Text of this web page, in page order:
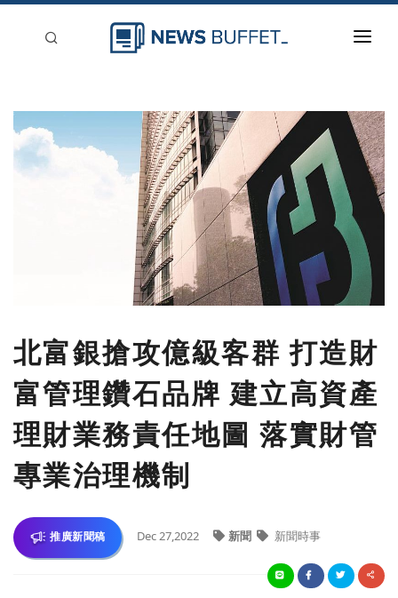
北富銀搶攻億級客群 打造財
富管理鑽石品牌 建立高資產
理財業務責任地圖 落實財管
專業治理機制
推廣新聞稿 Dec 27,2022 新聞 新聞時事